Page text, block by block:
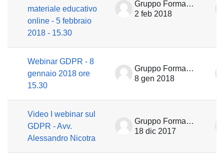
materiale educativo
online - 5 febbraio
2018 - 15.30
Gruppo Formazione
2 feb 2018
Webinar GDPR - 8
gennaio 2018 ore
15.30
Gruppo Formazione
8 gen 2018
Video I webinar sul
GDPR - Avv.
Alessandro Nicotra
Gruppo Formazione
18 dic 2017